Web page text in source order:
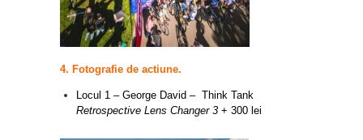
4. Fotografie de actiune.
Locul 1 – George David – Think Tank
Retrospective Lens Changer 3 + 300 lei